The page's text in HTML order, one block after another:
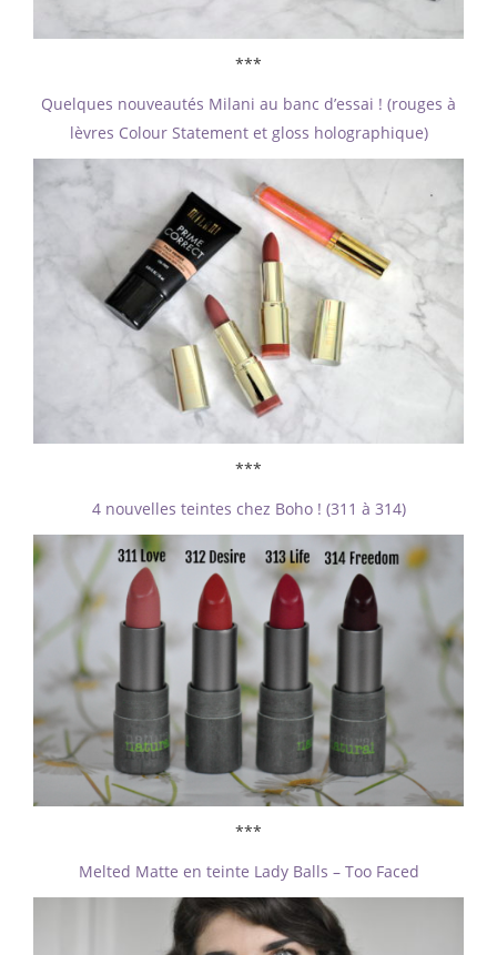
***
Quelques nouveautés Milani au banc d’essai ! (rouges à
lèvres Colour Statement et gloss holographique)
***
4 nouvelles teintes chez Boho ! (311 à 314)
***
Melted Matte en teinte Lady Balls – Too Faced